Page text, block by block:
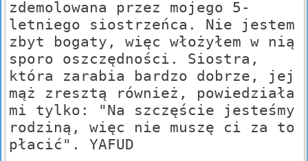
zdemolowana przez mojego 5-
letniego siostrzeńca. Nie jestem
zbyt bogaty, więc włożyłem w nią
sporo oszczędności. Siostra,
która zarabia bardzo dobrze, jej
mąż zresztą również, powiedziała
mi tylko: "Na szczęście jesteśmy
rodziną, więc nie muszę ci za to
płacić". YAFUD